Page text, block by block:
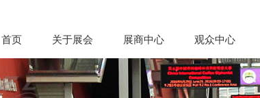
首页 关于展会 展商中心 观众中心